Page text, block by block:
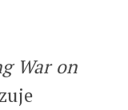
War on